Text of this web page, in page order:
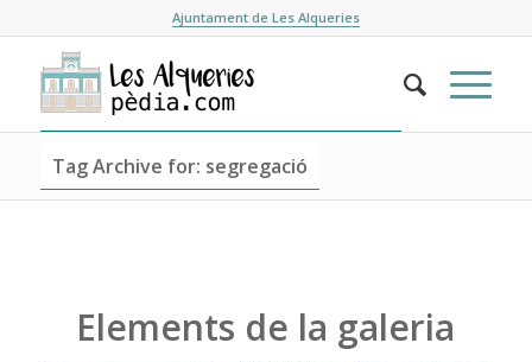
Ajuntament de Les Alqueries
Tag Archive for: segregació
Elements de la galeria